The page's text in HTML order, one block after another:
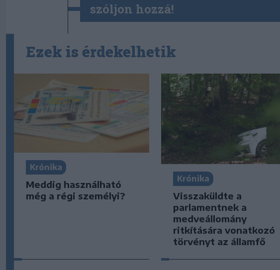
szóljon hozzá!
Ezek is érdekelhetik
Krónika
Meddig használható
még a régi személyi?
Krónika
Visszaküldte a
parlamentnek a
medveállomány
ritkítására vonatkozó
törvényt az államfő